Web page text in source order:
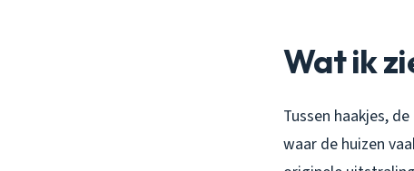
Wat ik
Tussen haakjes,
waar de huizen